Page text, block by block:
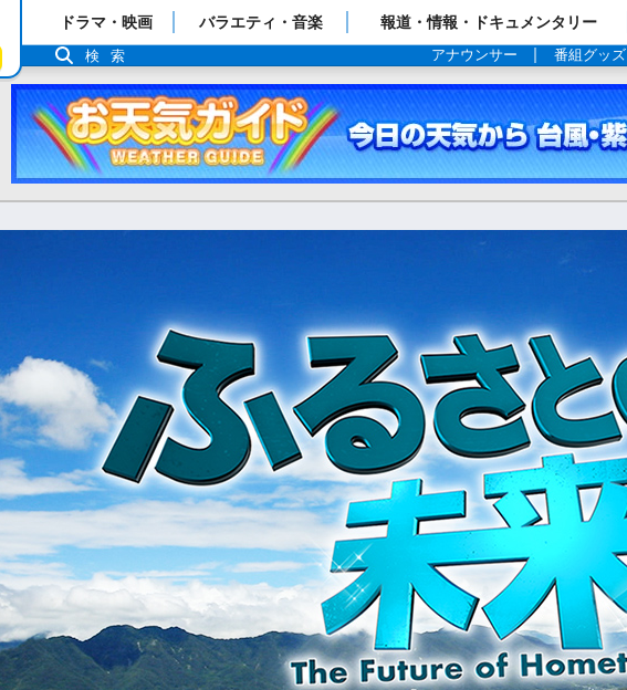
「TBSテレビ」トップページ
番組表
ドラマ・映画 バラエティ・音楽 報道・情報・ドキュメンタリー
アナウンサー 番組グッズ
検索